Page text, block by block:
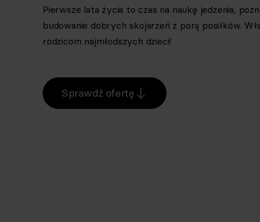
Pierwsze lata życia to czas na naukę jedzenia,
budowanie dobrych skojarzeń z porą posiłków.
rodzicom najmłodszych dzieci!
Sprawdź ofertę